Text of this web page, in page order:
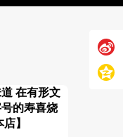
在有形文
的寿喜烧
】